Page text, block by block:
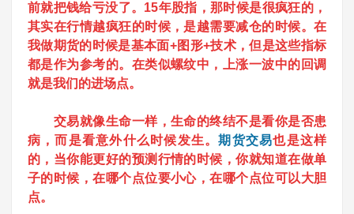
前就把钱给亏没了。 15年股指，那时候是很疯狂的，
其实在行情越疯狂的时候，是越需要减仓的时候。 在
我做期货的时候是基本面+图形+技术，但是这些指标
都是作为参考的。在类似螺纹中，上涨一波中的回调
就是我们的进场点。
交易就像生命一样，生命的终结不是看你是否患
病，而是看意外什么时候发生。期货交易也是这样
的，当你能更好的预测行情的时候，你就知道在做单
子的时候，在哪个点位要小心，在哪个点位可以大胆
点。